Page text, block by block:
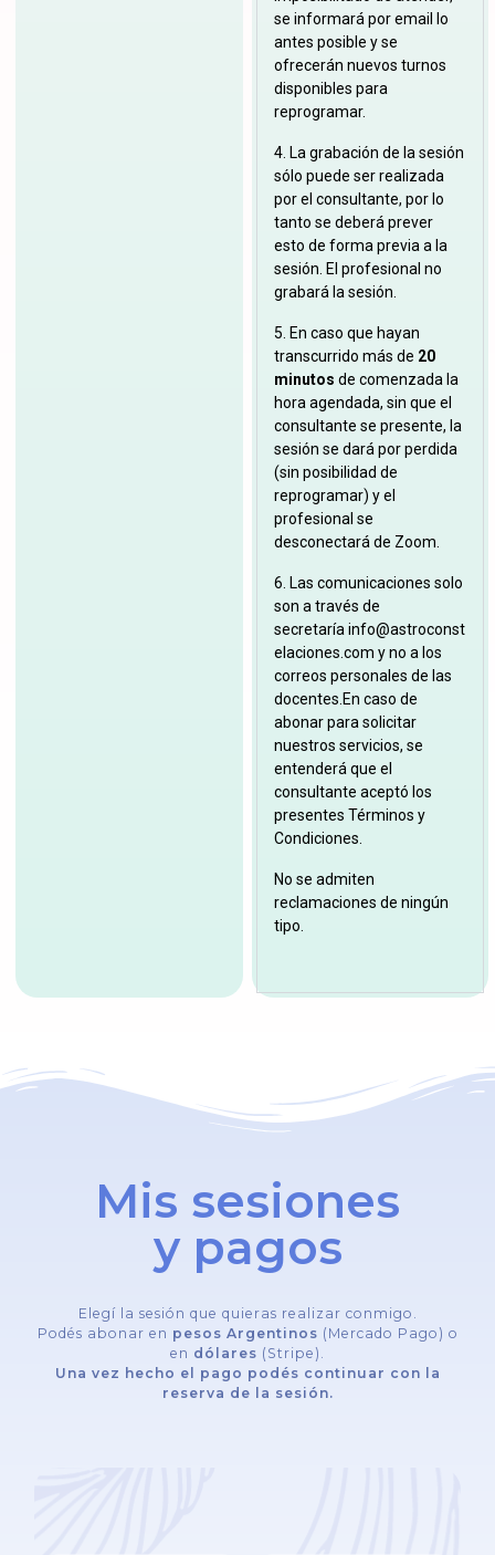
se informará por email lo
antes posible y se
ofrecerán nuevos turnos
disponibles para
reprogramar.
4. La grabación de la sesión
sólo puede ser realizada
por el consultante, por lo
tanto se deberá prever
esto de forma previa a la
sesión. El profesional no
grabará la sesión.
5. En caso que hayan
transcurrido más de 20
minutos de comenzada la
hora agendada, sin que el
consultante se presente, la
sesión se dará por perdida
(sin posibilidad de
reprogramar) y el
profesional se
desconectará de Zoom.
6. Las comunicaciones solo
son a través de
secretaríainfo@astroconst
elaciones.com y no a los
correos personales de las
docentes.En caso de
abonar para solicitar
nuestros servicios, se
entenderá que el
consultante aceptó los
presentes Términos y
Condiciones.
No se admiten
reclamaciones de ningún
tipo.
Mis sesiones
y pagos
Elegí la sesión que quieras realizar conmigo.
Podés abonar en pesos Argentinos (Mercado Pago) o
en dólares (Stripe).
Una vez hecho el pago podés continuar con la
reserva de la sesión.